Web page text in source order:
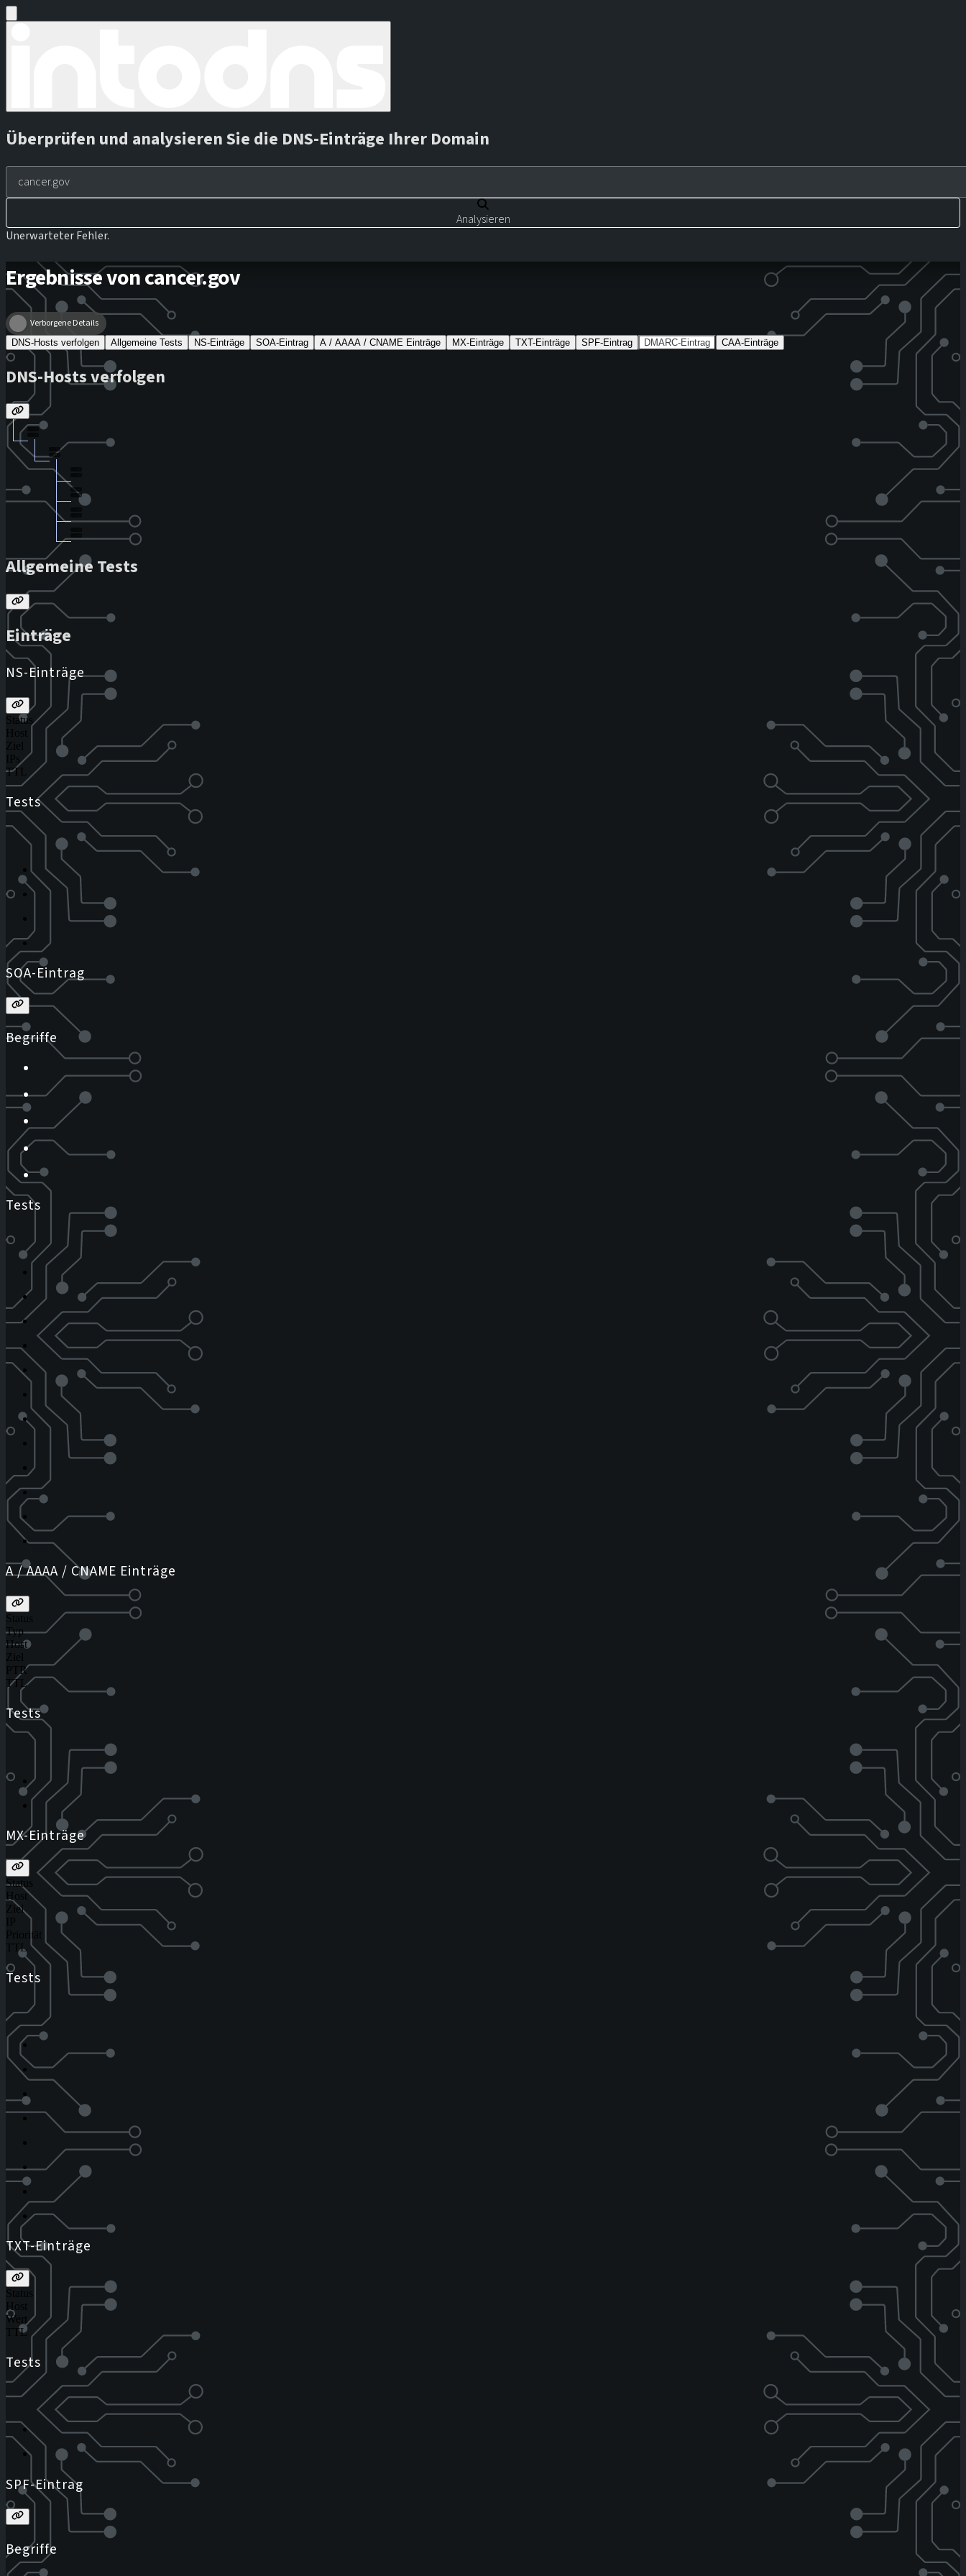
Überprüfen und analysieren Sie die DNS-Einträge Ihrer Domain
Analysieren
Unerwarteter Fehler.
Ergebnisse von cancer.gov
Verborgene Details
DNS-Hosts verfolgen Allgemeine Tests NS-Einträge SOA-Eintrag A / AAAA / CNAME Einträge MX-Einträge TXT-Einträge SPF-Eintrag DMARC-Eintrag CAA-Einträge
DNS-Hosts verfolgen
Allgemeine Tests
Einträge
NS-Einträge
Status
Host
Ziel
IPs
TTL
Tests
SOA-Eintrag
Begriffe
Tests
A / AAAA / CNAME Einträge
Status
Typ
Host
Ziel
PTR
TTL
Tests
MX-Einträge
Status
Host
Ziel
IP
Priorität
TTL
Tests
TXT-Einträge
Status
Host
Wert
TTL
Tests
SPF-Eintrag
Begriffe